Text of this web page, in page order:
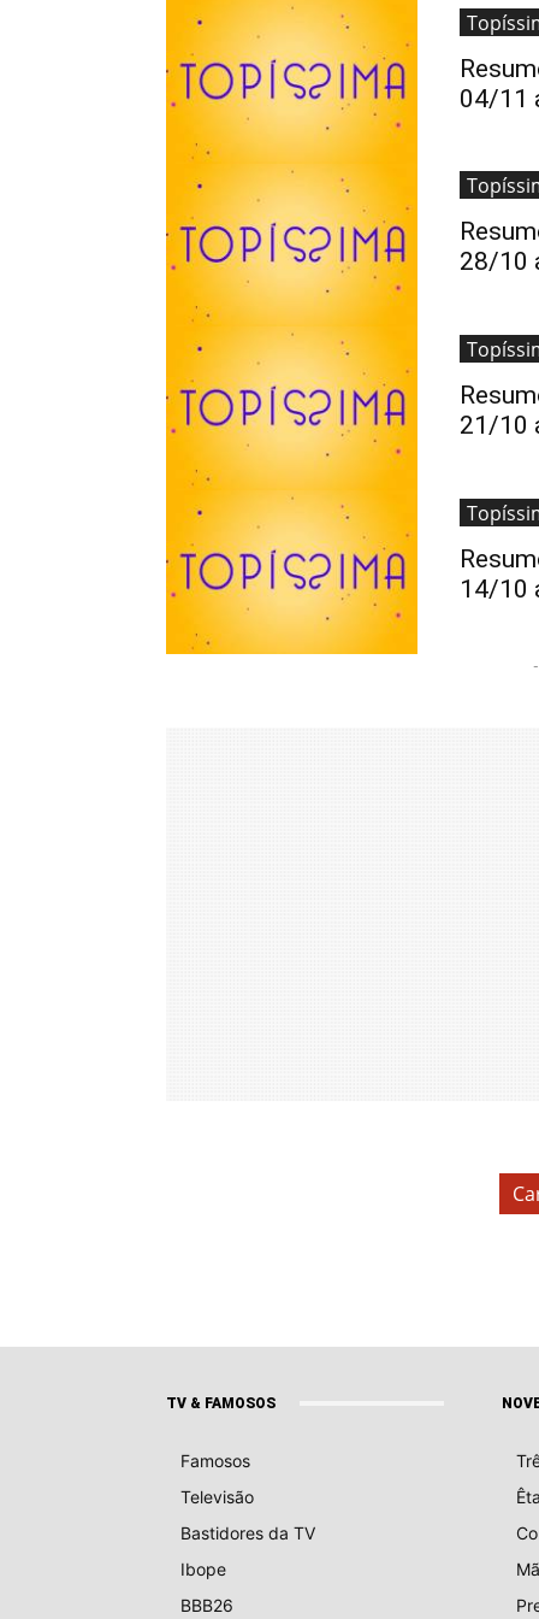
04/11
28/10
21/10
14/10
TV & FAMOSOS
Famosos
Televisão
Bastidores da TV
Ibope
BBB26